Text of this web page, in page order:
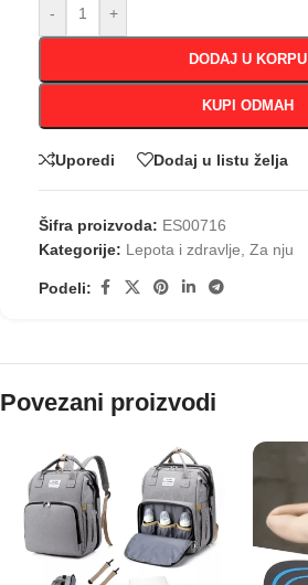
- +
DODAJ U KORPU
KUPI ODMAH
Uporedi Dodaj u listu želja
Šifra proizvoda: ES00716
Kategorije: Lepota i zdravlje, Za nju
Podeli:
Povezani proizvodi